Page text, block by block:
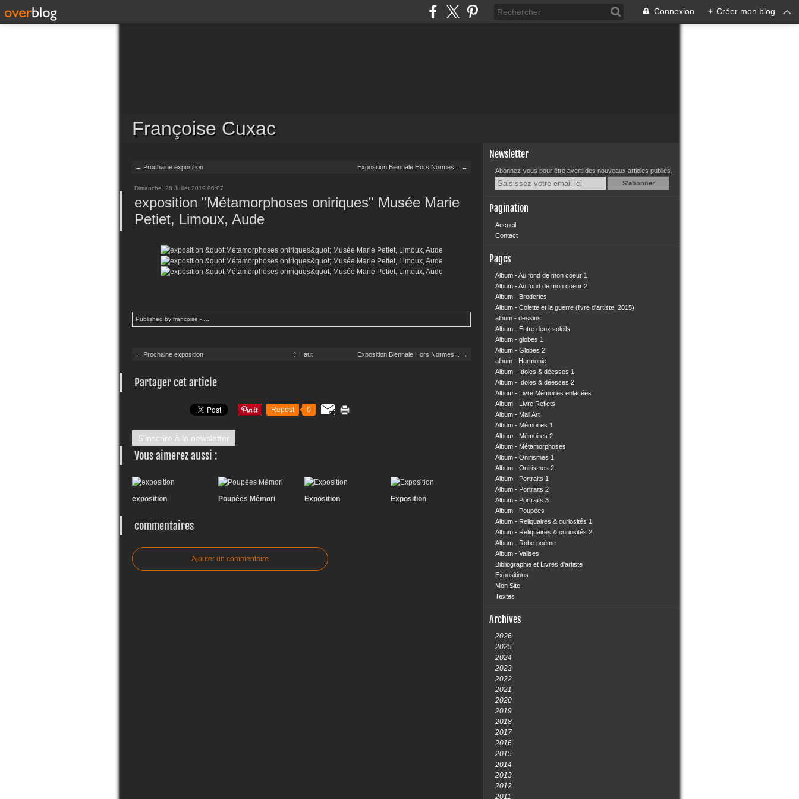
Connexion + Créer mon blog
Françoise Cuxac
← Prochaine exposition Exposition Biennale Hors Normes... →
Dimanche, 28 Juillet 2019 06:07
exposition "Métamorphoses oniriques" Musée Marie
Petiet, Limoux, Aude
Published by francoise -
← Prochaine exposition ⇧ Haut Exposition Biennale Hors Normes... →
Partager cet article
Repost 0
S'inscrire à la newsletter
Vous aimerez aussi :
exposition Poupées Mémori Exposition Exposition
commentaires
Ajouter un commentaire
Newsletter
Abonnez-vous pour être averti des nouveaux articles publiés.
Email
Pagination
Accueil
Contact
Pages
Album - Au fond de mon coeur 1
Album - Au fond de mon coeur 2
Album - Broderies
Album - Colette et la guerre (livre d'artiste, 2015)
album - dessins
Album - Entre deux soleils
Album - globes 1
Album - Globes 2
album - Harmonie
Album - Idoles & déesses 1
Album - Idoles & déesses 2
Album - Livre Mémoires enlacées
Album - Livre Reflets
Album - Mail Art
Album - Mémoires 1
Album - Mémoires 2
Album - Métamorphoses
Album - Onirismes 1
Album - Onirismes 2
Album - Portraits 1
Album - Portraits 2
Album - Portraits 3
Album - Poupées
Album - Reliquaires & curiosités 1
Album - Reliquaires & curiosités 2
Album - Robe poème
Album - Valises
Bibliographie et Livres d'artiste
Expositions
Mon Site
Textes
Archives
2026
2025
2024
2023
2022
2021
2020
2019
2018
2017
2016
2015
2014
2013
2012
2011